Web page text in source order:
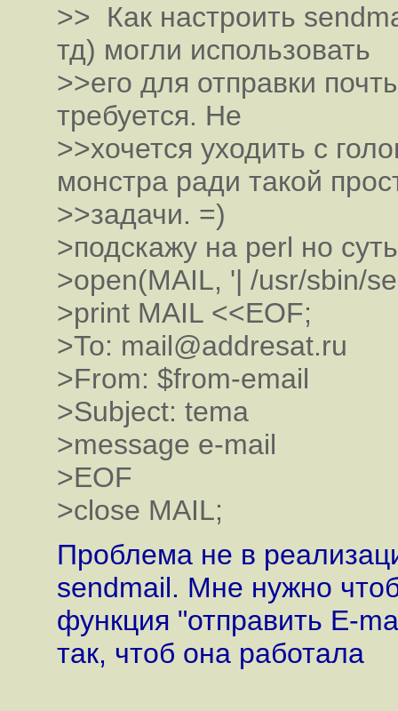
>> Как настроить
тд) могли использовать
>>его для отправки
требуется. Не
>>хочется уходить с
монстра ради такой
>>задачи. =)
>подскажу на perl но
>open(MAIL, '| /usr/sbin/
>print MAIL <<EOF;
>To: mail@addresat.ru
>From: $from-email
>Subject: tema
>message e-mail
>EOF
>close MAIL;
Проблема не в
sendmail. Мне нужно
функция "отправить E-
так, чтоб она работала